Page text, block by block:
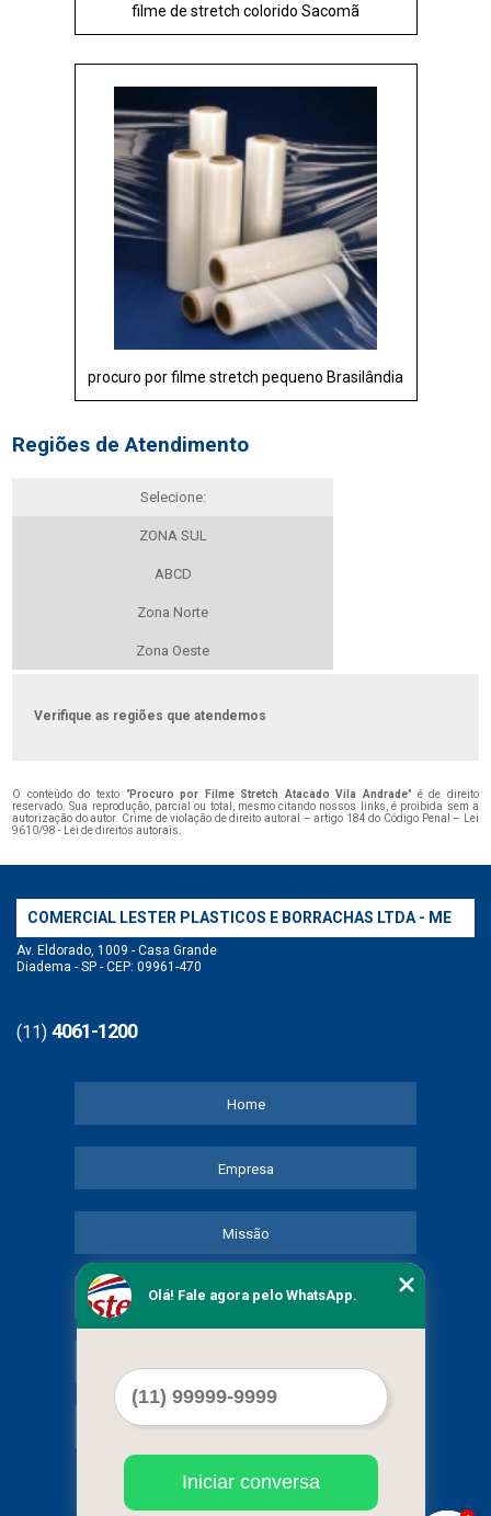
filme de stretch colorido Sacomã
procuro por filme stretch pequeno Brasilândia
Regiões de Atendimento
Selecione:
ZONA SUL
ABCD
Zona Norte
Zona Oeste
Verifique as regiões que atendemos
O conteúdo do texto "Procuro por Filme Stretch Atacado Vila Andrade" é de direito
reservado. Sua reprodução, parcial ou total, mesmo citando nossos links, é proibida sem a
autorização do autor. Crime de violação de direito autoral – artigo 184 do Código Penal –
Lei
9610/98 - Lei de direitos autorais
COMERCIAL LESTER PLASTICOS E BORRACHAS LTDA - ME
Av. Eldorado, 1009 - Casa Grande
Diadema - SP - CEP: 09961-470
(11) 4061-1200
Home
Empresa
Missão
Serviços
Mapa do site
Olá! Fale agora pelo WhatsApp.
Iniciar conversa